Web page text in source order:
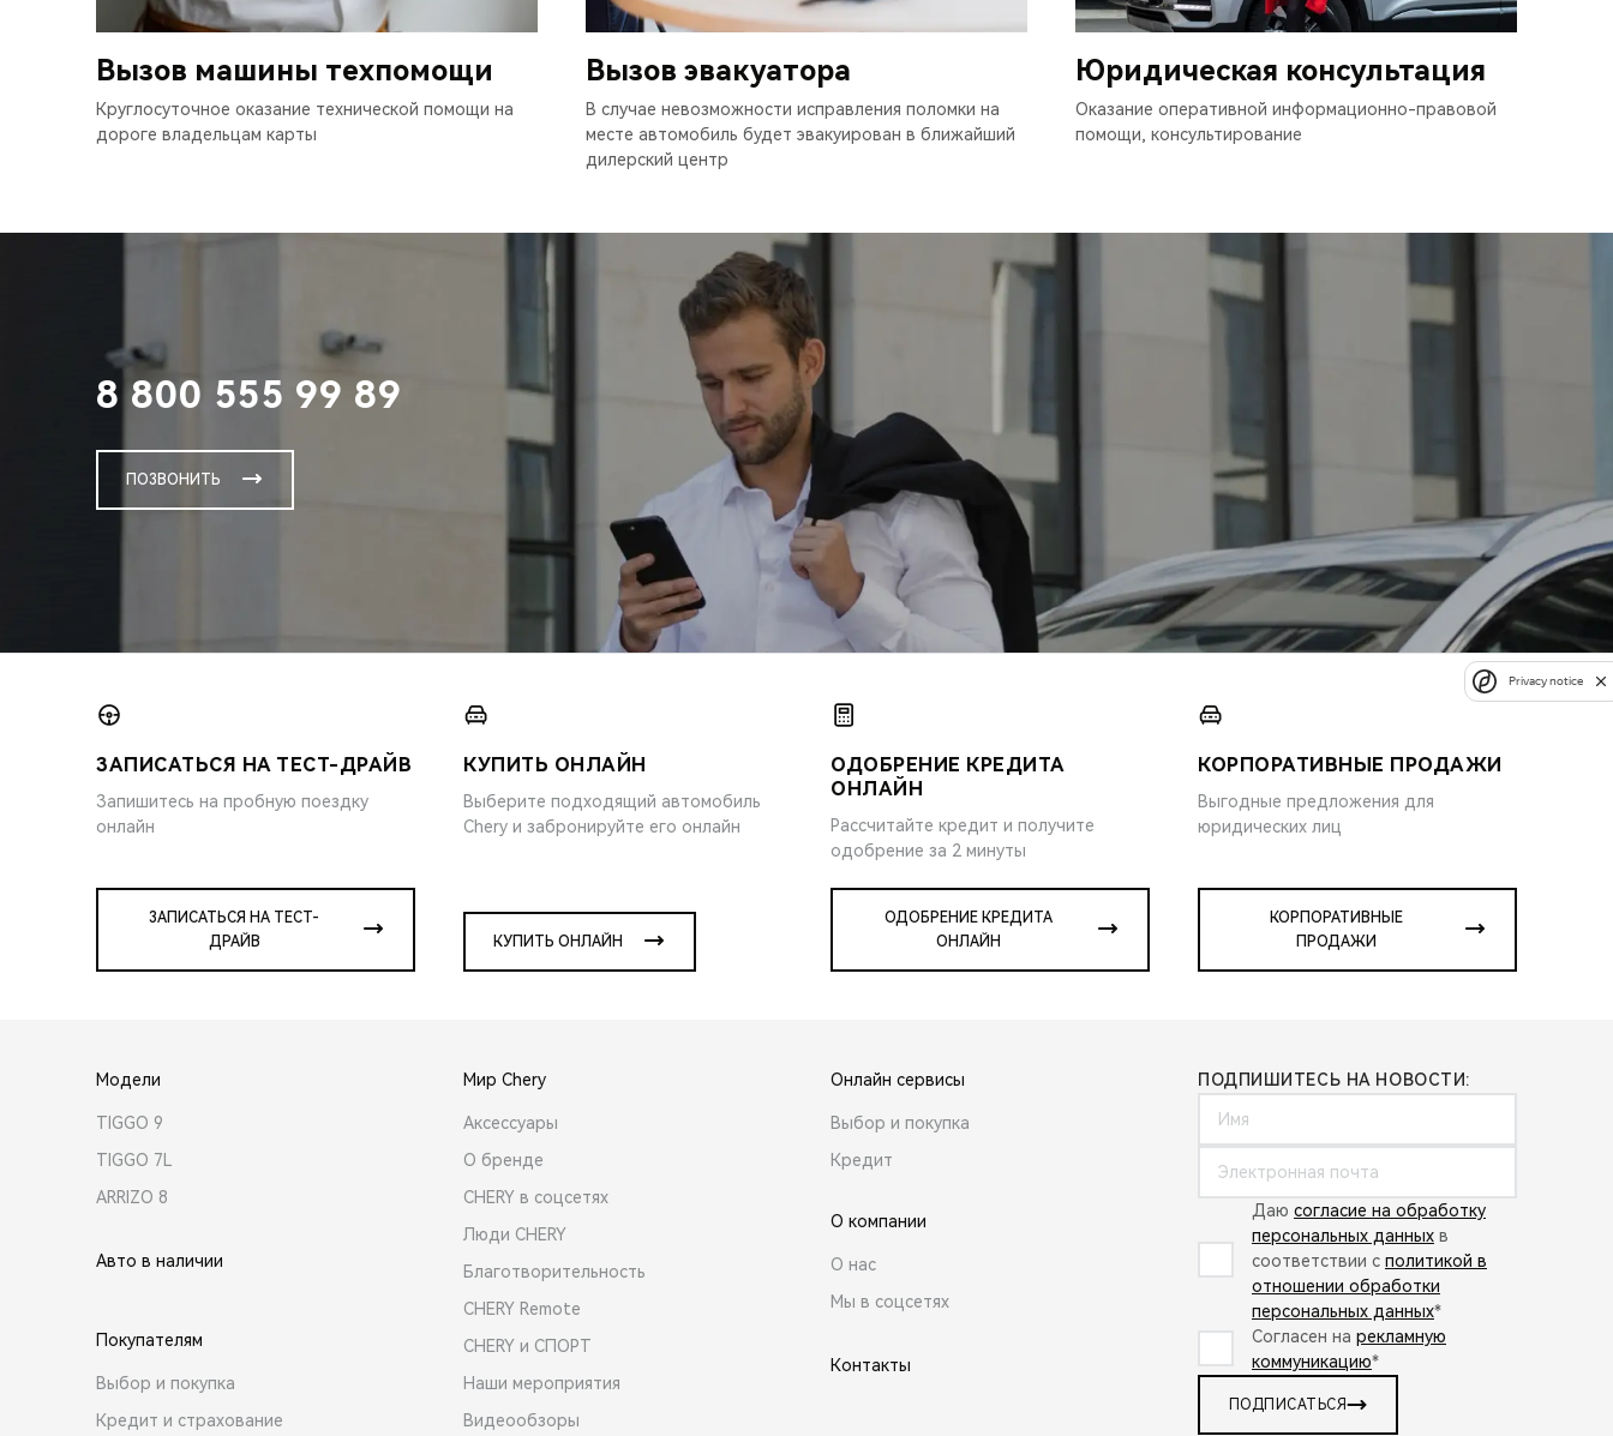
Вызов машины техпомощи
Круглосуточное оказание технической помощи на
дороге владельцам карты
Вызов эвакуатора
В случае невозможности исправления поломки на
месте автомобиль будет эвакуирован в ближайший
дилерский центр
Юридическая консультация
Оказание оперативной информационно-правовой
помощи, консультирование
8 800 555 99 89
ПОЗВОНИТЬ
ЗАПИСАТЬСЯ НА ТЕСТ-ДРАЙВ
Запишитесь на пробную поездку
онлайн
ЗАПИСАТЬСЯ НА ТЕСТ-
ДРАЙВ
КУПИТЬ ОНЛАЙН
Выберите подходящий автомобиль
Chery и забронируйте его онлайн
КУПИТЬ ОНЛАЙН
ОДОБРЕНИЕ КРЕДИТА
ОНЛАЙН
Рассчитайте кредит и получите
одобрение за 2 минуты
ОДОБРЕНИЕ КРЕДИТА
ОНЛАЙН
КОРПОРАТИВНЫЕ ПРОДАЖИ
Выгодные предложения для
юридических лиц
КОРПОРАТИВНЫЕ
ПРОДАЖИ
Модели
TIGGO 9
TIGGO 7L
ARRIZO 8
Авто в наличии
Покупателям
Выбор и покупка
Кредит и страхование
Мир Chery
Аксессуары
О бренде
CHERY в соцсетях
Люди CHERY
Благотворительность
CHERY Remote
CHERY и СПОРТ
Наши мероприятия
Видеообзоры
Онлайн сервисы
Выбор и покупка
Кредит
О компании
О нас
Мы в соцсетях
Контакты
ПОДПИШИТЕСЬ НА НОВОСТИ:
Даю согласие на обработку
персональных данных в
соответствии с политикой в
отношении обработки
персональных данных*
Согласен на рекламную
коммуникацию*
ПОДПИСАТЬСЯ
Privacy notice